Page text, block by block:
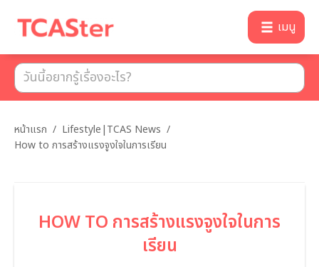
เมนู
หน้าแรก / Lifestyle|TCAS News /
How to การสร้างแรงจูงใจในการเรียน
HOW TO การสร้างแรงจูงใจในการ
เรียน